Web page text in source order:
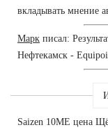
вкладывать мнение
Марк писал:
Нефтекамск -
Saizen 10ME цена